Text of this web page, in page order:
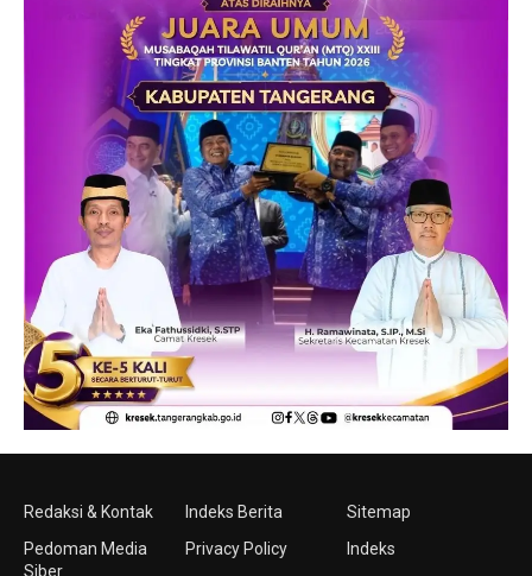
Redaksi & Kontak
Pedoman Media
Siber
Indeks Berita
Privacy Policy
Sitemap
Indeks